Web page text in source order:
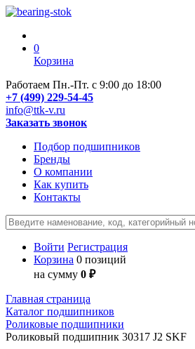
0
Корзина
Работаем Пн.-Пт. с 9:00 до 18:00
+7 (499) 229-54-45
info@ttk-v.ru
Заказать звонок
Подбор подшипников
Бренды
О компании
Как купить
Контакты
Войти Регистрация
Корзина 0 позиций
на сумму 0 ₽
Главная страница
Каталог подшипников
Роликовые подшипники
Роликовый подшипник 30317 J2 SKF